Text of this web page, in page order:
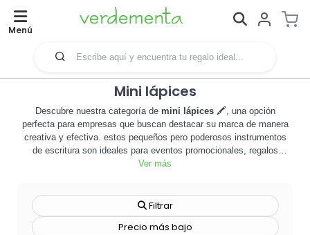
Menú
Mini lápices
Descubre nuestra categoría de mini lápices🖍️, una opción
perfecta para empresas que buscan destacar su marca de manera
creativa y efectiva. estos pequeños pero poderosos instrumentos
de escritura son ideales para eventos promocionales, regalos
corporativos o simplemente para tener a mano en la oficina. su
para mostrar tu logotipo o mensaje de marca. los
no
sólo son útiles, sino que también añaden un toque de diversión y
originalidad a cualquier campaña de marketing. además, están
Ver más
Filtrar
Precio más bajo